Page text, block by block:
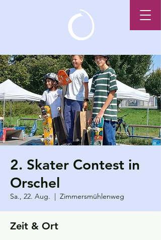
2. Skater Contest in
Orschel
Sa., 22. Aug.
  |
Zimmersmühlenweg
Zeit & Ort